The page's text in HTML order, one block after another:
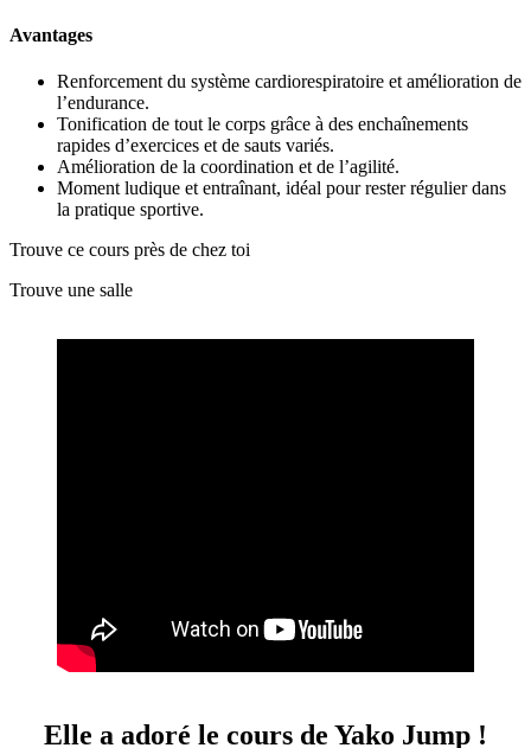
Avantages
Renforcement du système cardiorespiratoire et amélioration de
l’endurance.
Tonification de tout le corps grâce à des enchaînements
rapides d’exercices et de sauts variés.
Amélioration de la coordination et de l’agilité.
Moment ludique et entraînant, idéal pour rester régulier dans
la pratique sportive.
Trouve ce cours près de chez toi
Trouve une salle
Elle a adoré le cours de Yako Jump !